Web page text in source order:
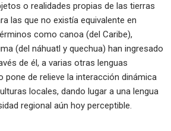
o realidades propias de las tierras
las que no existía equivalente en
como canoa (del Caribe),
(del náhuatl y quechua) han ingresado
de él, a varias otras lenguas
pone de relieve la interacción dinámica
locales, dando lugar a una lengua
regional aún hoy perceptible.